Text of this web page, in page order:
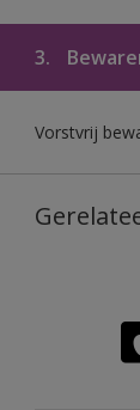
3.
Vorstvrij